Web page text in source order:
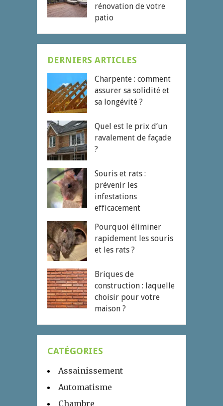
rénovation de votre
patio
DERNIERS ARTICLES
Charpente : comment
assurer sa solidité et
sa longévité ?
Quel est le prix d’un
ravalement de façade
?
Souris et rats :
prévenir les
infestations
efficacement
Pourquoi éliminer
rapidement les souris
et les rats ?
Briques de
construction : laquelle
choisir pour votre
maison ?
CATÉGORIES
Assainissement
Automatisme
Chambre